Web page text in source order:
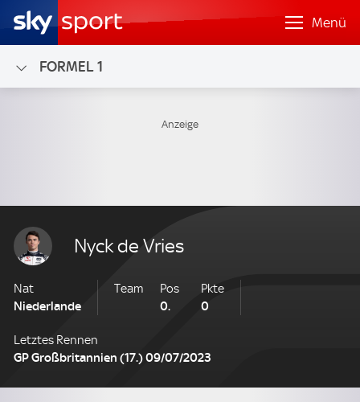
Menü
FORMEL 1
Nyck de Vries
Nat
Niederlande
Team Ranking
Pos
0.
Pkte
0
Letztes Rennen
GP Großbritannien (17.) 09/07/2023